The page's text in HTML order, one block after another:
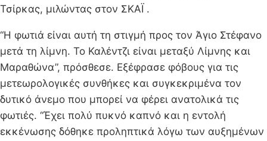
Τσίρκας, μιλώντας στον ΣΚΑΪ .
“Η φωτιά είναι αυτή τη στιγμή προς τον Άγιο Στέφανο
μετά τη λίμνη. Το Καλέντζι είναι μεταξύ Λίμνης και
Μαραθώνα”, πρόσθεσε. Εξέφρασε φόβους για τις
μετεωρολογικές συνθήκες και συγκεκριμένα τον
δυτικό άνεμο που μπορεί να φέρει ανατολικά τις
φωτιές. “Έχει πολύ πυκνό καπνό και η εντολή
εκκένωσης δόθηκε προληπτικά λόγω των αυξημένων